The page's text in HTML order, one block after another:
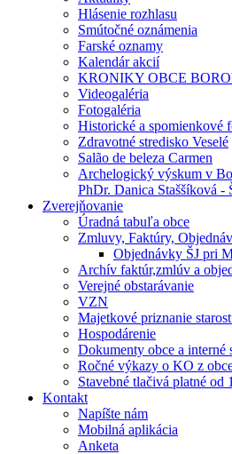
Hlásenie rozhlasu
Smútočné oznámenia
Farské oznamy
Kalendár akcií
KRONIKY OBCE
Videogaléria
Fotogaléria
Historické a spomienkové
Zdravotné stredisko Veselé
Salão de beleza Carmen
Archelogický výskum v
PhDr. Danica Staššíková -
Zverejňovanie
Úradná tabuľa obce
Zmluvy, Faktúry,
Objednávky ŠJ pri
Archív faktúr,zmlúv a
Verejné obstarávanie
VZN
Majetkové priznanie
Hospodárenie
Dokumenty obce a interné
Ročné výkazy o KO z
Stavebné tlačivá platné od
Kontakt
Napíšte nám
Mobilná aplikácia
Anketa